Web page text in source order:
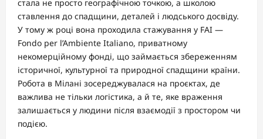
стала не просто географічною точкою, а школою
ставлення до спадщини, деталей і людського досвіду.
У тому ж році вона проходила стажування у FAI —
Fondo per l’Ambiente Italiano, приватному
некомерційному фонді, що займається збереженням
історичної, культурної та природної спадщини країни.
Робота в Мілані зосереджувалася на проєктах, де
важлива не тільки логістика, а й те, яке враження
залишається у людини після взаємодії з простором чи
подією.